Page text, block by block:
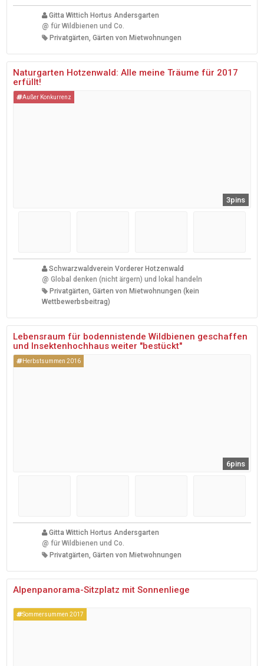
Gitta Wittich Hortus Andersgarten
@ für Wildbienen und Co.
Privatgärten, Gärten von Mietwohnungen
Naturgarten Hotzenwald: Alle meine Träume für 2017
erfüllt!
Außer Konkurrenz
3pins
Schwarzwaldverein Vorderer Hotzenwald
@ Global denken (nicht ärgern) und lokal handeln
Privatgärten, Gärten von Mietwohnungen (kein
Wettbewerbsbeitrag)
Lebensraum für bodennistende Wildbienen geschaffen
und Insektenhochhaus weiter "bestückt"
Herbstsummen 2016
6pins
Gitta Wittich Hortus Andersgarten
@ für Wildbienen und Co.
Privatgärten, Gärten von Mietwohnungen
Alpenpanorama-Sitzplatz mit Sonnenliege
Sommersummen 2017